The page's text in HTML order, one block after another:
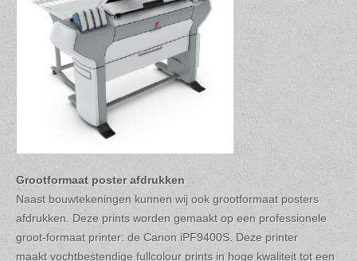
Grootformaat poster afdrukken
Naast bouwtekeningen kunnen wij ook grootformaat posters
afdrukken. Deze prints worden gemaakt op een professionele
groot-formaat printer: de Canon iPF9400S. Deze printer
maakt vochtbestendige fullcolour prints in hoge kwaliteit tot een